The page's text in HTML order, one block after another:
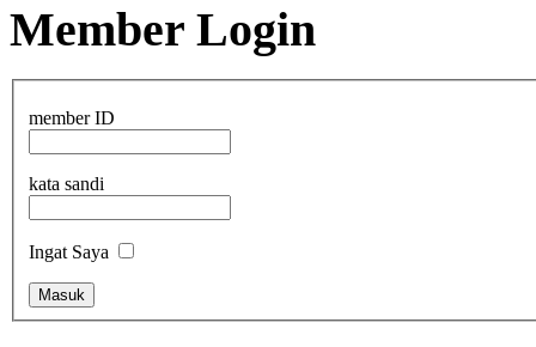
Member Login
member ID
kata sandi
Ingat Saya